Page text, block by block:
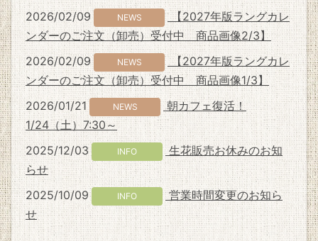
2026/02/09
NEWS
【2027年版ラングカレ
ンダーのご注文（卸売）受付中 商品画像2/3】
2026/02/09
NEWS
【2027年版ラングカレ
ンダーのご注文（卸売）受付中 商品画像1/3】
2026/01/21
NEWS
朝カフェ復活！
1/24（土）7:30～
2025/12/03
INFO
生花販売お休みのお知
らせ
2025/10/09
INFO
営業時間変更のお知ら
せ